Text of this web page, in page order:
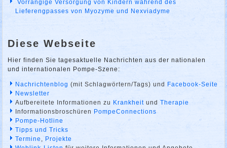
Vorrangige Versorgung von Kindern während des
Lieferengpasses von Myozyme und Nexviadyme
Diese Webseite
Hier finden Sie tagesaktuelle Nachrichten aus der nationalen
und internationalen Pompe-Szene:
Nachrichtenblog (mit Schlagwörtern/Tags) und Facebook-Seite
Newsletter
Aufbereitete Informationen zu Krankheit undTherapie
Informationsbroschüren PompeConnections
Pompe-Hotline
Tipps und Tricks
Termine
Projekte